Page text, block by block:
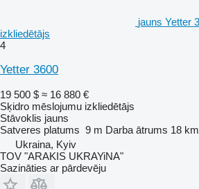
jauns Yetter
izkliedētājs
4
Yetter 3600
19 500 $ ≈ 16 880 €
Sķidro mēslojumu izkliedētājs
Stāvoklis jauns
Satveres platums 9 m Darba ātrums 18
Ukraina, Kyiv
TOV "ARAKIS UKRAYiNA"
Sazināties ar pārdevēju